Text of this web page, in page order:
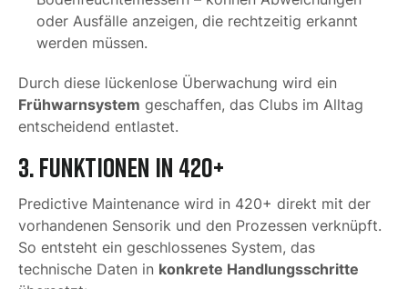
oder Ausfälle anzeigen, die rechtzeitig erkannt
werden müssen.
Durch diese lückenlose Überwachung wird ein
Frühwarnsystem geschaffen, das Clubs im Alltag
entscheidend entlastet.
3. Funktionen in 420+
Predictive Maintenance wird in 420+ direkt mit der
vorhandenen Sensorik und den Prozessen verknüpft.
So entsteht ein geschlossenes System, das
technische Daten in konkrete Handlungsschritte